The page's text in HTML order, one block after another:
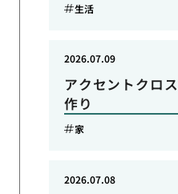
生活
アクセントクロ
作り
2026.07.09
家
2026.07.08